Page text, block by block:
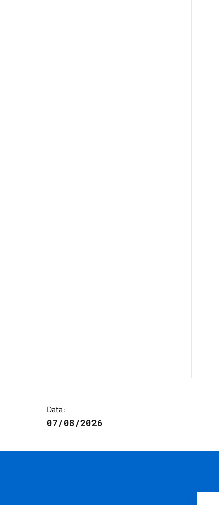
Data:
07/08/2026